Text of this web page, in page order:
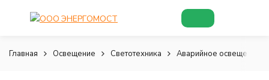
Главная Освещение Светотехника Аварийное освещение и